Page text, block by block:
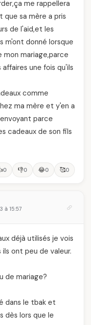
me rappellera
que sa mère a pris
de l'aid,et les
m'ont donné lorsque
mon mariage,parce
une fois qu'ils
comme
ma mère et y'en a
parce
cadeaux de son fils
0 👎0 😂0 🥰0
à 15:57
déjà utilisés je vois
ont peu de valeur.
de mariage?
dans le tbak et
dès lors que le